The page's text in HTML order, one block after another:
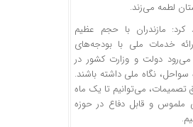
لطمه می‌زند.
کرد: مازندران با حجم عظیم
خدمات ملی با بودجه‌های
دولت و وزارت کشور در
سواحل، نگاه ملی داشته باشند.
تصمیمات، می‌توانیم تا یک ماه
ملموس و قابل دفاع در حوزه